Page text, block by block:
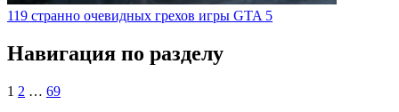
119 странно очевидных грехов игры GTA 5
Навигация по разделу
1 2 … 69